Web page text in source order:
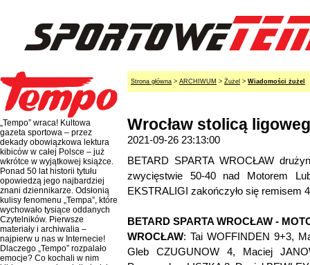
„Tempo” wraca! Kultowa
gazeta sportowa – przez
dekady obowiązkowa lektura
kibiców w całej Polsce – już
wkrótce w wyjątkowej książce.
Ponad 50 lat historii tytułu
opowiedzą jego najbardziej
znani dziennikarze. Odsłonią
kulisy fenomenu „Tempa”, które
wychowało tysiące oddanych
Czytelników. Pierwsze
materiały i archiwalia –
najpierw u nas w Internecie!
Dlaczego „Tempo” rozpalało
emocje? Co kochali w nim
Strona główna > ARCHIWUM > Żużel > Wiadomości żużel
Wrocław stolicą
2021-09-26 23:13:00
BETARD SPARTA WROCŁAW
zwycięstwie 50-40 nad Motorem
EKSTRALIGI zakończyło się remisem
BETARD SPARTA WROCŁAW -
WROCŁAW: Tai WOFFINDEN 9+3,
Gleb CZUGUNOW 4, Maciej